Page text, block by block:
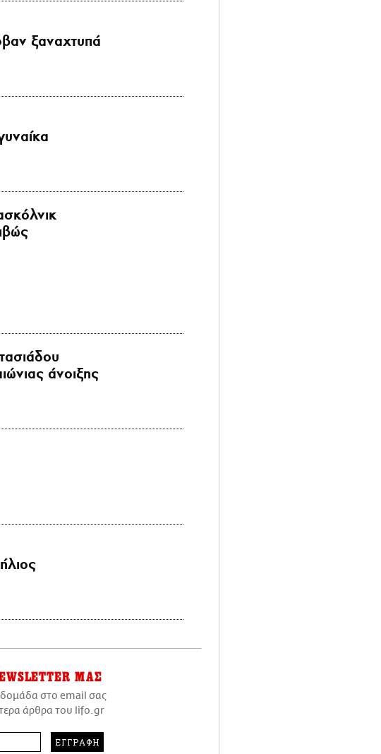
ξαναχτυπά
άνοιξης
ΜΑΣ
στο email σας
άρθρα του lifo.gr
ΕΓΓΡΑΦΗ